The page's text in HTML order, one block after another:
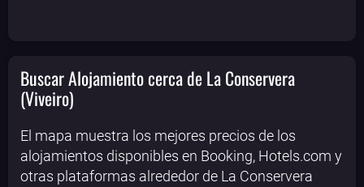
Buscar Alojamiento cerca de La Conservera
(Viveiro)
El mapa muestra los mejores precios de los
alojamientos disponibles en Booking, Hotels.com y
otras plataformas alrededor de La Conservera